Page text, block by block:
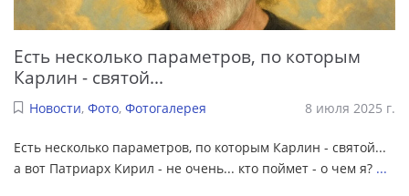
Есть несколько параметров, по которым
Карлин - святой...
Новости, Фото, Фотогалерея 8 июля 2025 г.
Есть несколько параметров, по которым Карлин - святой...
а вот Патриарх Кирил - не очень... кто поймет - о чем я? ...